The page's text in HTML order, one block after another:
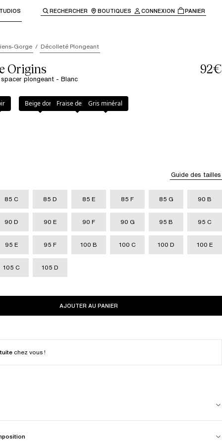
à la navigation principale.
RECHERCHER BOUTIQUES CONNEXION PANIER
Gorge Décolleté Plongeant
Origins
plongeant - Blanc
92€
Beige doré Fraise des boisGris minéral
Guide des tailles
85 C 85 D 85 E 85 F 85 G 90 B
90 D 90 E 90 F 90 G 95 B 95 C
95 E 95 F 100 B 100 C 100 D 100 E
105 C 105 D
AJOUTER AU PANIER
chez vous !